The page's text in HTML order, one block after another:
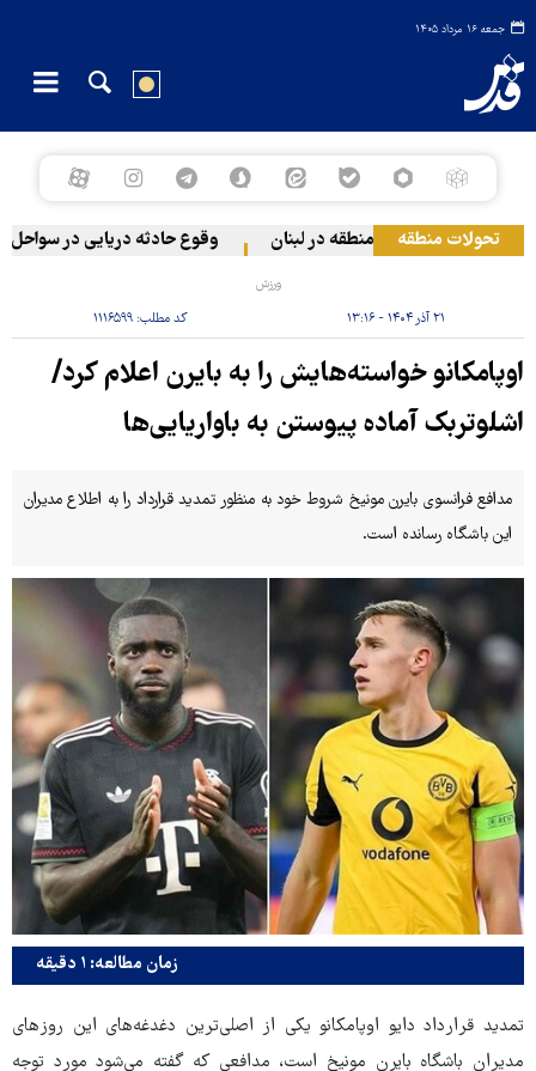
جمعه ۱۶ مرداد ۱۴۰۵
تحولات منطقه
صهیونیستی به دو منطقه در لبنان وقوع حادثه دریایی در سواحل
ورزش
۲۱ آذر ۱۴۰۴ - ۱۳:۱۶ کد مطلب:۱۱۱۶۵۹۹
اوپامکانو خواسته‌هایش را به بایرن اعلام کرد/
اشلوتربک آماده پیوستن به باواریایی‌ها
مدافع فرانسوی بایرن مونیخ شروط خود به منظور تمدید قرارداد را به اطلاع مدیران
این باشگاه رسانده است.
زمان مطالعه: ۱ دقیقه
تمدید قرارداد دایو اوپامکانو یکی از اصلی‌ترین دغدغه‌های این روزهای
مدیران باشگاه بایرن مونیخ است، مدافعی که گفته می‌شود مورد توجه